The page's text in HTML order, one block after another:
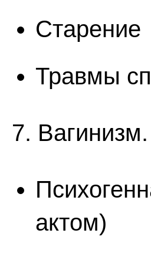
Старение
Травмы
7.
актом)